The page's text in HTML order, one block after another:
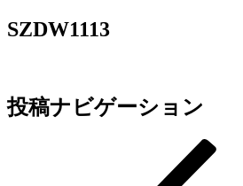
SZDW1113
投稿ナビゲーション